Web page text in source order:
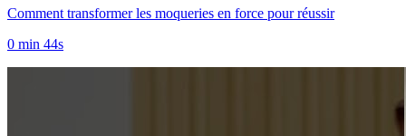
Comment transformer les moqueries en force pour réussir
0 min 44s